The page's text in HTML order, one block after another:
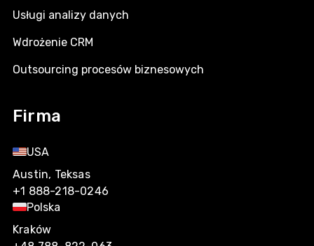
Usługi analizy danych
Wdrożenie CRM
Outsourcing procesów biznesowych
Firma
USA
Austin, Teksas
+1 888-218-0246
Polska
Kraków